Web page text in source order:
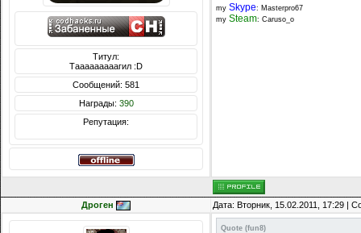
Титул:
Тааааааааагил :D
Сообщений: 581
Награды: 390
Репутация:
my Skype: Masterpro67
my Steam: Caruso_o
Дроген Дата: Вторник, 15.02.2011, 17:29 |
Quote (fun8)